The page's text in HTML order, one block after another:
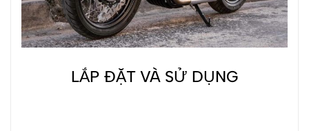
LẮP ĐẶT VÀ SỬ DỤNG